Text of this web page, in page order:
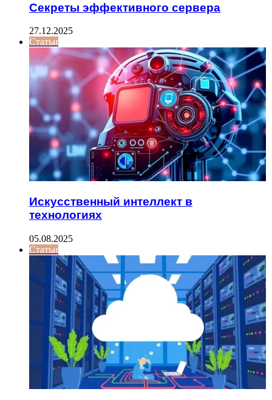
Секреты эффективного сервера
27.12.2025
Статьи
Искусственный интеллект в
технологиях
05.08.2025
Статьи